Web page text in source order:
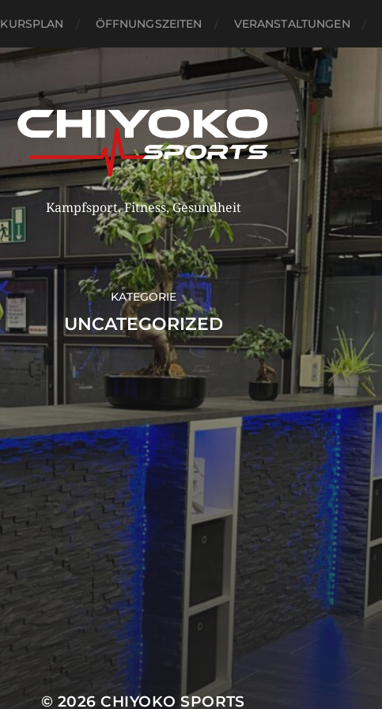
KURSPLAN ÖFFNUNGSZEITEN VERANSTALTUNGEN
Kampfsport, Fitness, Gesundheit
KATEGORIE
UNCATEGORIZED
© 2026CHIYOKO SPORTS